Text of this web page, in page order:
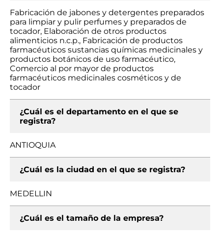
Fabricación de jabones y detergentes preparados
para limpiar y pulir perfumes y preparados de
tocador, Elaboración de otros productos
alimenticios n.c.p., Fabricación de productos
farmacéuticos sustancias químicas medicinales y
productos botánicos de uso farmacéutico,
Comercio al por mayor de productos
farmacéuticos medicinales cosméticos y de
tocador
¿Cuál es el departamento en el que se
registra?
ANTIOQUIA
¿Cuál es la ciudad en el que se registra?
MEDELLIN
¿Cuál es el tamaño de la empresa?